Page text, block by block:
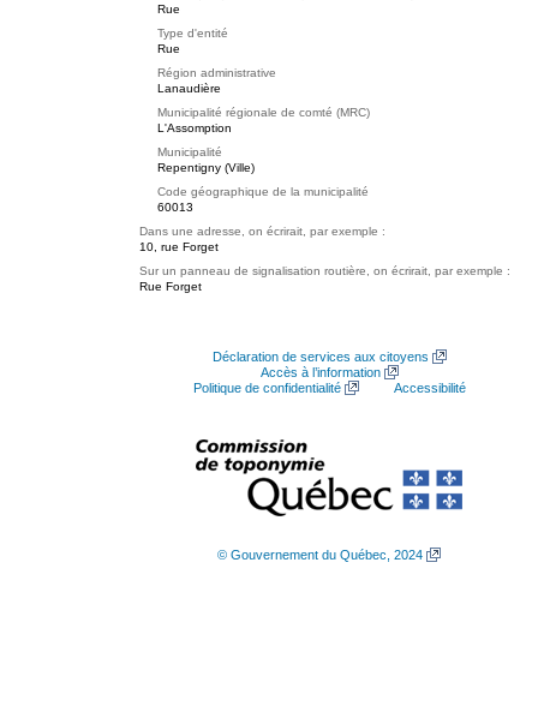
Rue
Type d'entité
Rue
Région administrative
Lanaudière
Municipalité régionale de comté (MRC)
L'Assomption
Municipalité
Repentigny (Ville)
Code géographique de la municipalité
60013
Dans une adresse, on écrirait, par exemple :
10, rue Forget
Sur un panneau de signalisation routière, on écrirait, par exemple :
Rue Forget
Déclaration de services aux citoyens
Accès à l’information
Politique de confidentialité
Accessibilité
© Gouvernement du Québec, 2024